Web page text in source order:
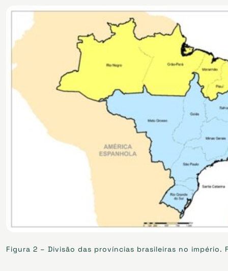
Figura 2 – Divisão das províncias brasileiras no império.